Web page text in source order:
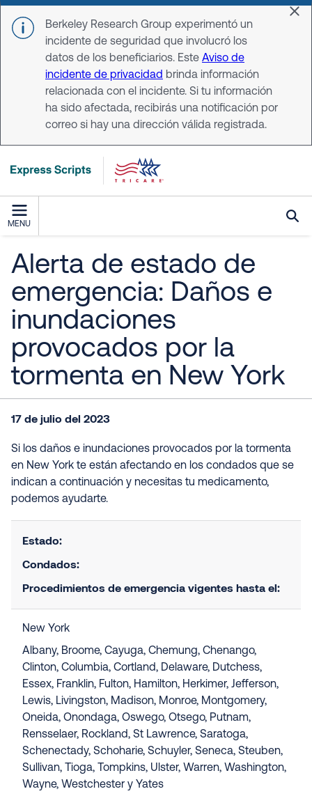
Skip to main content
Berkeley Research Group experimentó un
incidente de seguridad que involucró los
datos de los beneficiarios. Este Aviso de
incidente de privacidad brinda información
relacionada con el incidente. Si tu información
ha sido afectada, recibirás una notificación por
correo si hay una dirección válida registrada.
MENU
Alerta de estado de
emergencia: Daños e
inundaciones
provocados por la
tormenta en New York
17 de julio del 2023
Si los daños e inundaciones provocados por la tormenta
en New York te están afectando en los condados que se
indican a continuación y necesitas tu medicamento,
podemos ayudarte.
Estado:
Condados:
Procedimientos de emergencia vigentes hasta el:
New York
Albany, Broome, Cayuga, Chemung, Chenango,
Clinton, Columbia, Cortland, Delaware, Dutchess,
Essex, Franklin, Fulton, Hamilton, Herkimer, Jefferson,
Lewis, Livingston, Madison, Monroe, Montgomery,
Oneida, Onondaga, Oswego, Otsego, Putnam,
Rensselaer, Rockland, St Lawrence, Saratoga,
Schenectady, Schoharie, Schuyler, Seneca, Steuben,
Sullivan, Tioga, Tompkins, Ulster, Warren, Washington,
Wayne, Westchester y Yates